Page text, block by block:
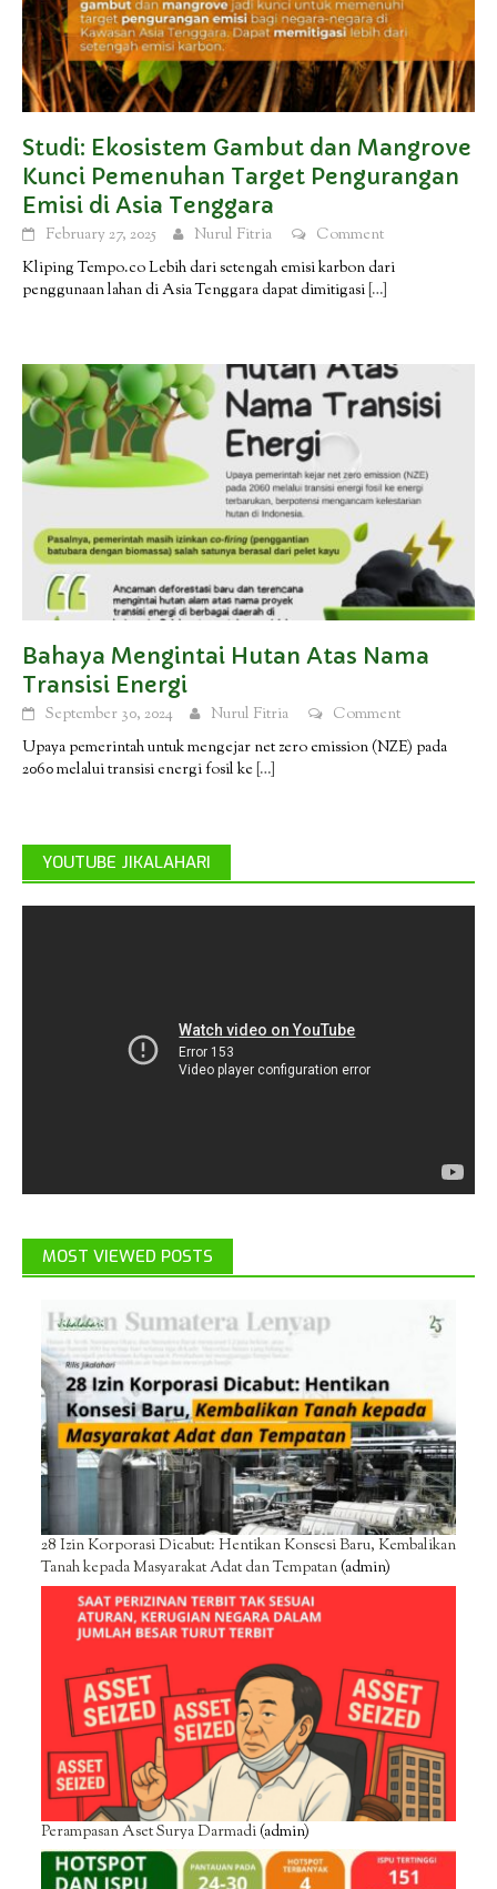
Studi: Ekosistem Gambut dan Mangrove
Kunci Pemenuhan Target Pengurangan
Emisi di Asia Tenggara
February 27, 2025 Nurul Fitria
Comment
Kliping Tempo.co Lebih dari setengah emisi karbon dari
penggunaan lahan di Asia Tenggara dapat dimitigasi […]
Bahaya Mengintai Hutan Atas Nama
Transisi Energi
September 30, 2024 Nurul Fitria
Comment
Upaya pemerintah untuk mengejar net zero emission (NZE) pada
2060 melalui transisi energi fosil ke […]
YOUTUBE JIKALAHARI
MOST VIEWED POSTS
28 Izin Korporasi Dicabut: Hentikan Konsesi Baru, Kembalikan
Tanah kepada Masyarakat Adat dan Tempatan(admin)
Perampasan Aset Surya Darmadi(admin)